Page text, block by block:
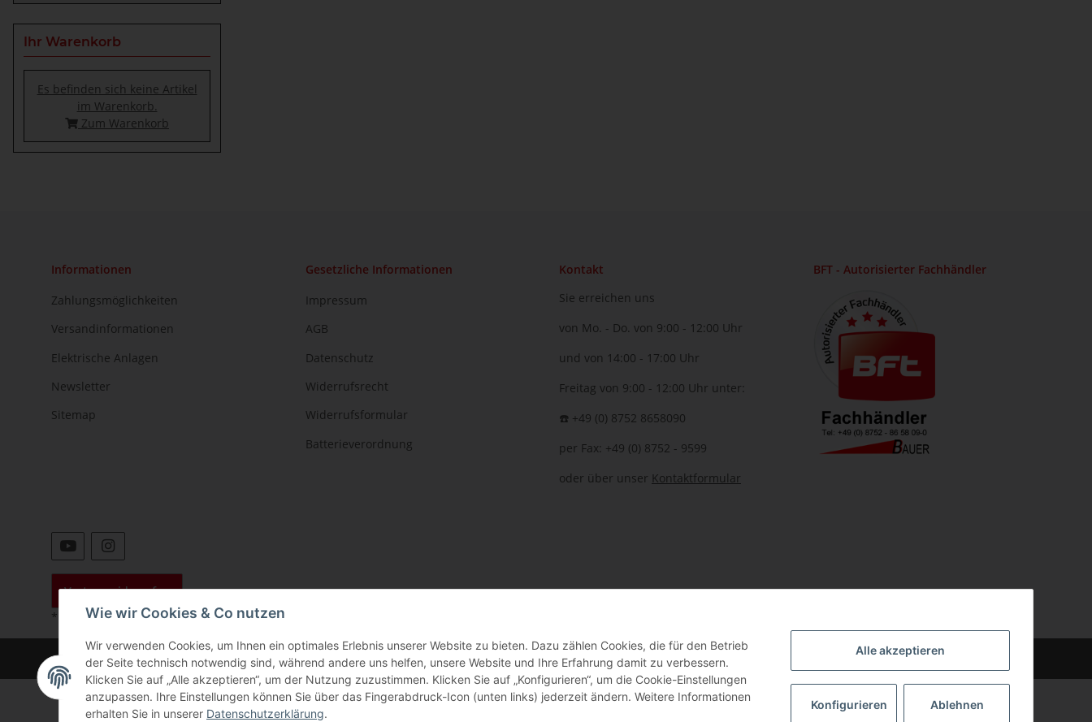
Ihr Warenkorb
Es befinden sich keine Artikel
im Warenkorb.
Zum Warenkorb
Informationen
Zahlungsmöglichkeiten
Versandinformationen
Elektrische Anlagen
Newsletter
Sitemap
Gesetzliche Informationen
Impressum
AGB
Datenschutz
Widerrufsrecht
Widerrufsformular
Batterieverordnung
Kontakt
Sie erreichen uns
von Mo. - Do. von 9:00 - 12:00 Uhr
und von 14:00 - 17:00 Uhr
Freitag von 9:00 - 12:00 Uhr unter:
☎️ +49 (0) 8752 8658090
per Fax: +49 (0) 8752 - 9599
oder über unser Kontaktformular
BFT - Autorisierter Fachhändler
Vertrag widerrufen
* Alle Preise inkl. gesetzlicher USt., zzgl.Versand
© Bauer-Systemtechnik GmbH - Technische Änderungen und Irrtümer vorbehalten
Wie wir Cookies & Co nutzen
Wir verwenden Cookies, um Ihnen ein optimales Erlebnis unserer Website zu bieten. Dazu zählen Cookies, die für den Betrieb
der Seite technisch notwendig sind, während andere uns helfen, unsere Website und Ihre Erfahrung damit zu verbessern.
Klicken Sie auf „Alle akzeptieren“, um der Nutzung zuzustimmen. Klicken Sie auf „Konfigurieren“, um die Cookie-Einstellungen
anzupassen. Ihre Einstellungen können Sie über das Fingerabdruck-Icon (unten links) jederzeit ändern. Weitere Informationen
erhalten Sie in unserer Datenschutzerklärung.
Alle akzeptieren
Konfigurieren Ablehnen